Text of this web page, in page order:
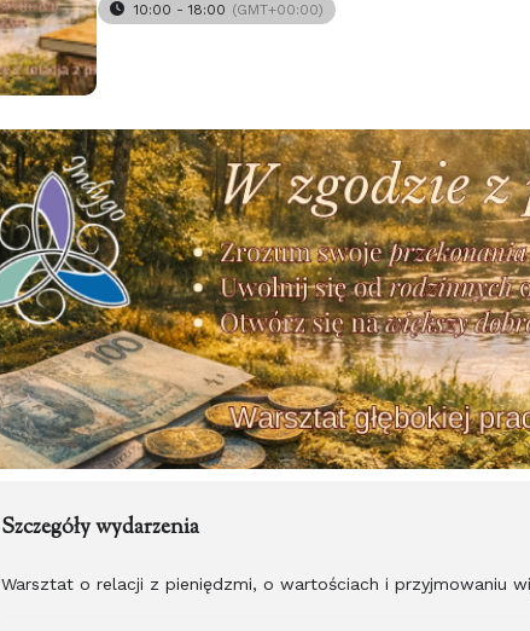
10:00 - 18:00 (GMT+00:00)
Szczegóły wydarzenia
Warsztat o relacji z pieniędzmi, o wartościach i przyjmowaniu